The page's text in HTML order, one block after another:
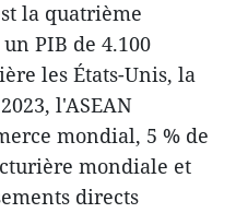
la quatrième
PIB de 4.100
les États-Unis, la
l'ASEAN
mondial, 5 % de
mondiale et
directs